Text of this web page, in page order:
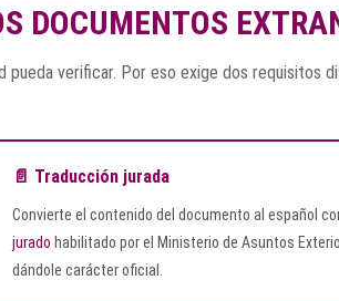
DOCUMENTOS
verificar. Por eso exige dos requisitos
📄 Traducción jurada
Convierte el contenido del documento al español
jurado habilitado por el Ministerio de Asuntos
dándole carácter oficial.